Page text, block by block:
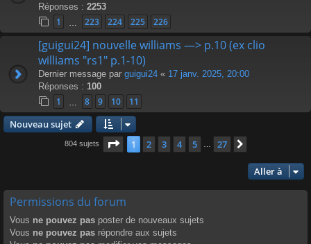
Réponses : 2253
1 223 224 225 226
[guigui24] nouvelle williams —> p.10 (ex clio
williams "rs1" p.1-10)
Dernier message par guigui24 « 17 janv. 2025, 20:00
Réponses : 100
1 8 9 10 11
Nouveau sujet
804 sujets Page 1sur27
1 2 3 4 5 27
Aller à
Permissions du forum
Vous ne pouvez pas poster de nouveaux sujets
Vous ne pouvez pas répondre aux sujets